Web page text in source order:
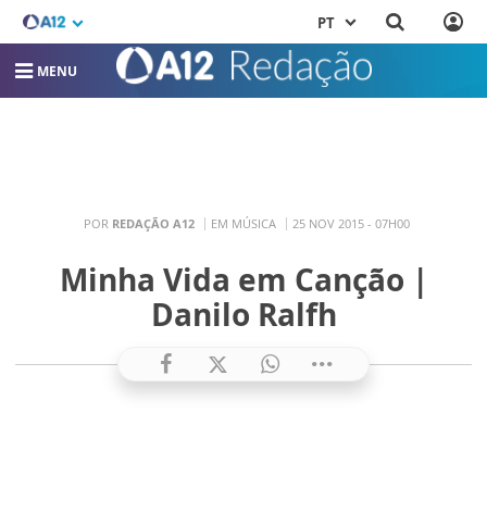
PT
MENU
POR REDAÇÃO A12 EM MÚSICA 25 NOV 2015 - 07H00
Minha Vida em Canção |
Danilo Ralfh